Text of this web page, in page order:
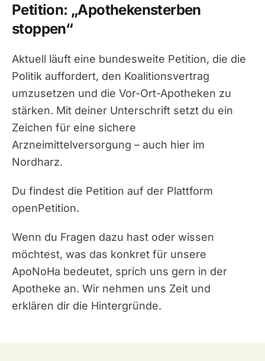
Petition: „Apothekensterben
stoppen“
Aktuell läuft eine bundesweite Petition, die die
Politik auffordert, den Koalitionsvertrag
umzusetzen und die Vor-Ort-Apotheken zu
stärken. Mit deiner Unterschrift setzt du ein
Zeichen für eine sichere
Arzneimittelversorgung – auch hier im
Nordharz.
Du findest die Petition auf der Plattform
openPetition.
Wenn du Fragen dazu hast oder wissen
möchtest, was das konkret für unsere
ApoNoHa bedeutet, sprich uns gern in der
Apotheke an. Wir nehmen uns Zeit und
erklären dir die Hintergründe.